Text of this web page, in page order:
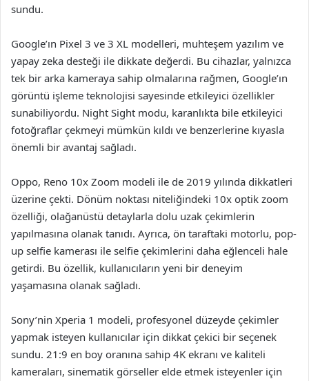
sundu.
Google’ın Pixel 3 ve 3 XL modelleri, muhteşem yazılım ve
yapay zeka desteği ile dikkate değerdi. Bu cihazlar, yalnızca
tek bir arka kameraya sahip olmalarına rağmen, Google’ın
görüntü işleme teknolojisi sayesinde etkileyici özellikler
sunabiliyordu. Night Sight modu, karanlıkta bile etkileyici
fotoğraflar çekmeyi mümkün kıldı ve benzerlerine kıyasla
önemli bir avantaj sağladı.
Oppo, Reno 10x Zoom modeli ile de 2019 yılında dikkatleri
üzerine çekti. Dönüm noktası niteliğindeki 10x optik zoom
özelliği, olağanüstü detaylarla dolu uzak çekimlerin
yapılmasına olanak tanıdı. Ayrıca, ön taraftaki motorlu, pop-
up selfie kamerası ile selfie çekimlerini daha eğlenceli hale
getirdi. Bu özellik, kullanıcıların yeni bir deneyim
yaşamasına olanak sağladı.
Sony’nin Xperia 1 modeli, profesyonel düzeyde çekimler
yapmak isteyen kullanıcılar için dikkat çekici bir seçenek
sundu. 21:9 en boy oranına sahip 4K ekranı ve kaliteli
kameraları, sinematik görseller elde etmek isteyenler için